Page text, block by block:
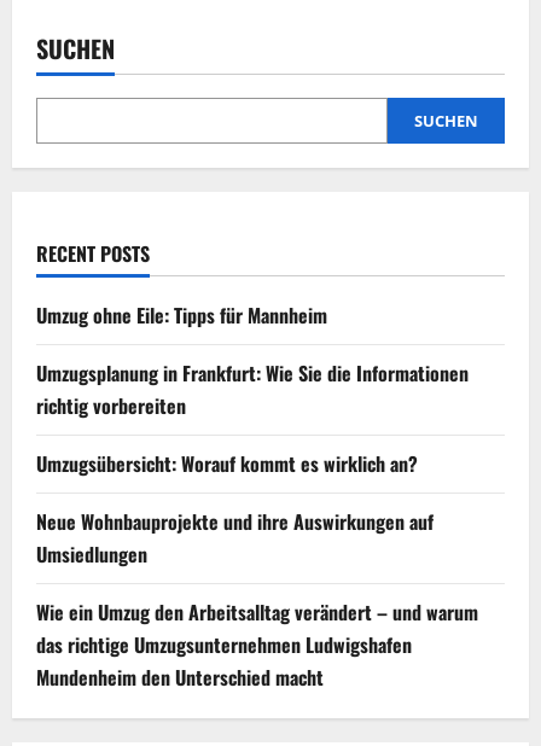
o
SUCHEN
SUCHEN
RECENT POSTS
Umzug ohne Eile: Tipps für Mannheim
Umzugsplanung in Frankfurt: Wie Sie die Informationen
richtig vorbereiten
Umzugsübersicht: Worauf kommt es wirklich an?
Neue Wohnbauprojekte und ihre Auswirkungen auf
Umsiedlungen
Wie ein Umzug den Arbeitsalltag verändert – und warum
das richtige Umzugsunternehmen Ludwigshafen
Mundenheim den Unterschied macht